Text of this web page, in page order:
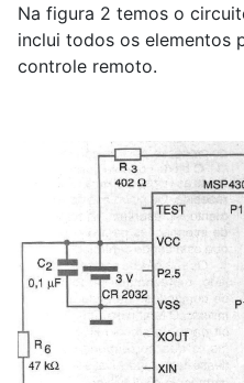
Na figura 2 temos o
inclui todos os elementos
controle remoto.